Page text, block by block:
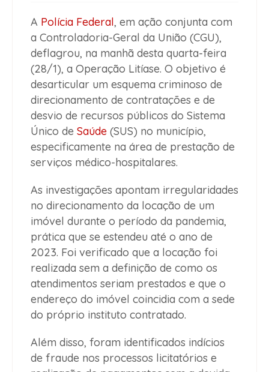
A Polícia Federal, em ação conjunta com
a Controladoria-Geral da União (CGU),
deflagrou, na manhã desta quarta-feira
(28/1), a Operação Litíase. O objetivo é
desarticular um esquema criminoso de
direcionamento de contratações e de
desvio de recursos públicos do Sistema
Único de Saúde (SUS) no município,
especificamente na área de prestação de
serviços médico-hospitalares.
As investigações apontam irregularidades
no direcionamento da locação de um
imóvel durante o período da pandemia,
prática que se estendeu até o ano de
2023. Foi verificado que a locação foi
realizada sem a definição de como os
atendimentos seriam prestados e que o
endereço do imóvel coincidia com a sede
do próprio instituto contratado.
Além disso, foram identificados indícios
de fraude nos processos licitatórios e